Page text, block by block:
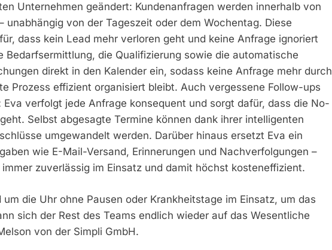
Unternehmen geändert: Kundenanfragen werden innerhalb von
unabhängig von der Tageszeit oder dem Wochentag. Diese
dass kein Lead mehr verloren geht und keine Anfrage ignoriert
Bedarfsermittlung, die Qualifizierung sowie die automatische
direkt in den Kalender ein, sodass keine Anfrage mehr durch
Prozess effizient organisiert bleibt. Auch vergessene Follow-ups
Eva verfolgt jede Anfrage konsequent und sorgt dafür, dass die No-
Selbst abgesagte Termine können dank ihrer intelligenten
umgewandelt werden. Darüber hinaus ersetzt Eva ein
wie E-Mail-Versand, Erinnerungen und Nachverfolgungen –
zuverlässig im Einsatz und damit höchst kosteneffizient.
die Uhr ohne Pausen oder Krankheitstage im Einsatz, um das
sich der Rest des Teams endlich wieder auf das Wesentliche
von der Simpli GmbH.